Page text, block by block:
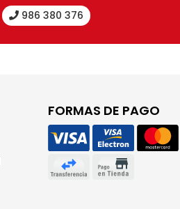
986 380 376
FORMAS DE PAGO